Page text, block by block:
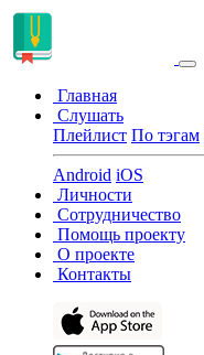
Главная
Слушать
Плейлист По тэгам
Android iOS
Личности
Сотрудничество
Помощь проекту
О проекте
Контакты